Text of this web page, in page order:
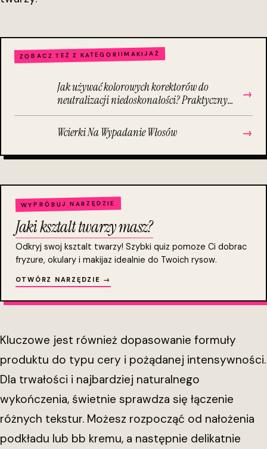
ZOBACZ TEŻ Z KATEGORIIMAKIJAŻ
Jak używać kolorowych korektorów do
neutralizacji niedoskonałości? Praktyczny
poradnik krok po kroku
→
Wcierki Na Wypadanie Włosów →
WYPRÓBUJ NARZĘDZIE
Jaki ksztalt twarzy masz?
Odkryj swoj ksztalt twarzy! Szybki quiz pomoze Ci dobrac
fryzure, okulary i makijaz idealnie do Twoich rysow.
OTWÓRZ NARZĘDZIE →
Kluczowe jest również dopasowanie formuły
produktu do typu cery i pożądanej intensywności.
Dla trwałości i najbardziej naturalnego
wykończenia, świetnie sprawdza się łączenie
różnych tekstur. Możesz rozpocząć od nałożenia
podkładu lub bb kremu, a następnie delikatnie